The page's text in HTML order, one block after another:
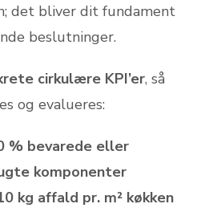
det bliver dit fundament
beslutninger.
cirkulære KPI’er, så
og evalueres:
% bevarede eller
komponenter
kg affald pr. m² køkken